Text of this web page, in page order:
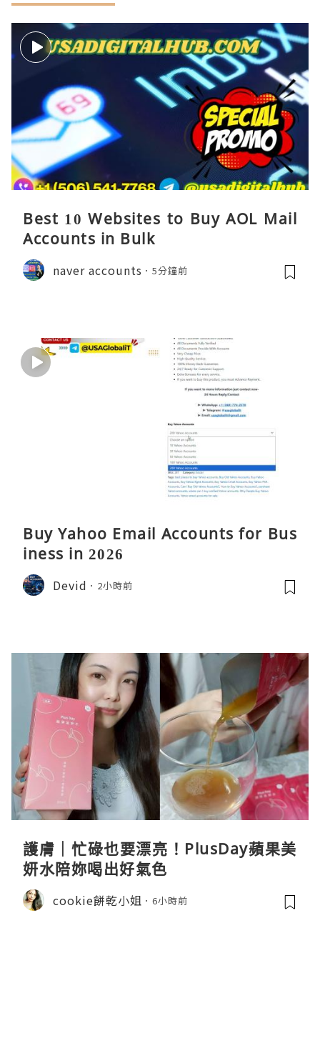
Best 10 Websites to Buy AOL Mail
Accounts in Bulk
naver accounts 5分鐘前
Buy Yahoo Email Accounts for Bus
iness in 2026
Devid 2小時前
護膚｜忙碌也要漂亮！PlusDay蘋果美
妍水陪妳喝出好氣色
cookie餅乾小姐 6小時前